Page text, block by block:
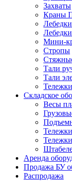
Захваты
Краны
Мини-
Стропы
Тали
Тали
Складское
Весы
Аренда
Продажа БУ
Распродажа